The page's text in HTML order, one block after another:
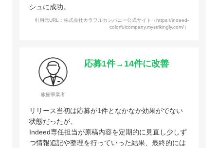
シュに成功。
引用元URL：株式会社カラフルカンパニー公式サイト（https://indeed-
colorfulcompany.mystrikingly.com/）
旅館事業者
応募1件→14件に改善
リリース当初は応募が1件となかなか効果がでない
状態だったが、
Indeed専任担当が原稿内容を定期的に見直し少しず
つ情報追記や整理を行っていった結果、最終的には